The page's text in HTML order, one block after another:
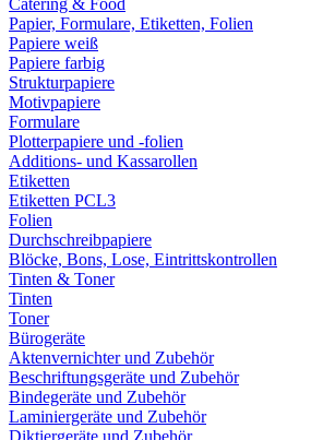
Catering & Food
Papier, Formulare, Etiketten, Folien
Papiere weiß
Papiere farbig
Strukturpapiere
Motivpapiere
Formulare
Plotterpapiere und -folien
Additions- und Kassarollen
Etiketten
Etiketten PCL3
Folien
Durchschreibpapiere
Blöcke, Bons, Lose, Eintrittskontrollen
Tinten & Toner
Tinten
Toner
Bürogeräte
Aktenvernichter und Zubehör
Beschriftungsgeräte und Zubehör
Bindegeräte und Zubehör
Laminiergeräte und Zubehör